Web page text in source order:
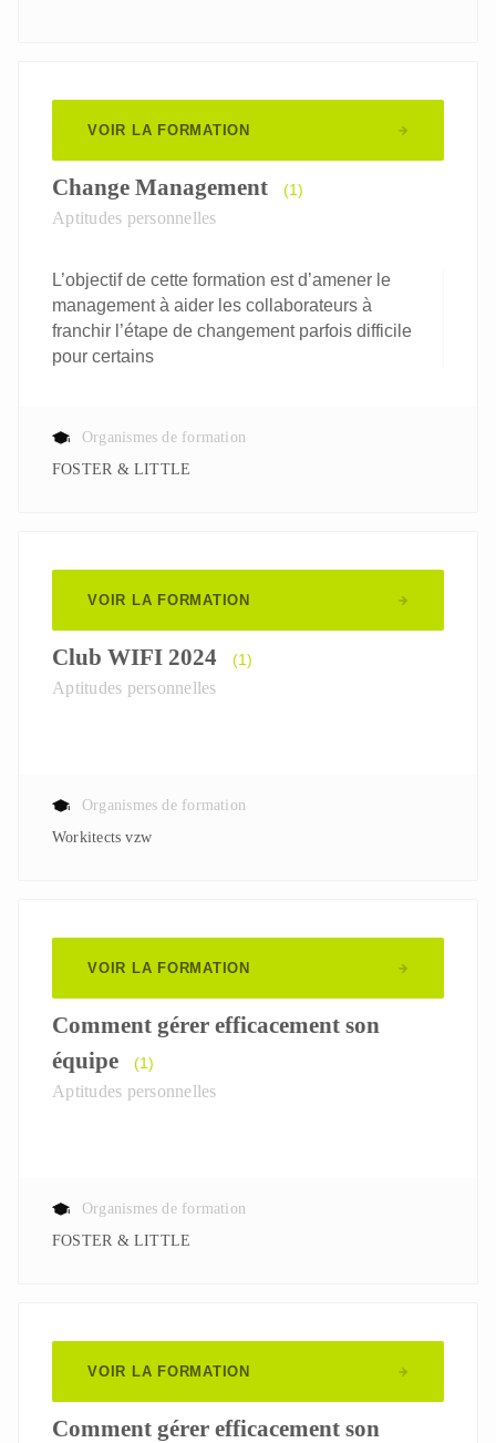
VOIR LA FORMATION
Change Management (1)
Aptitudes personnelles
L’objectif de cette formation est d’amener le
management à aider les collaborateurs à
franchir l’étape de changement parfois difficile
pour certains
Organismes de formation
FOSTER & LITTLE
VOIR LA FORMATION
Club WIFI 2024 (1)
Aptitudes personnelles
Organismes de formation
Workitects vzw
VOIR LA FORMATION
Comment gérer efficacement son
équipe
(1)
Aptitudes personnelles
Organismes de formation
FOSTER & LITTLE
VOIR LA FORMATION
Comment gérer efficacement son